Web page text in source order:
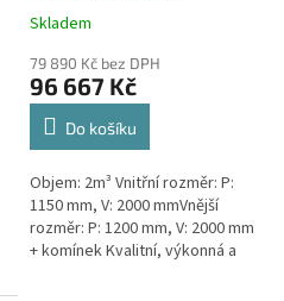
kanalizace se zdvojeným
nádrž 2m3
Průměrné
produktu
je
5,0
hvězdiček.
Skladem
79 890 Kč bez DPH
96 667 Kč
Do košíku
Objem: 2m³ Vnitřní rozměr: P:
1150 mm, V: 2000 mmVnější
rozměr: P: 1200 mm, V: 2000 mm
+ komínek Kvalitní, výkonná a